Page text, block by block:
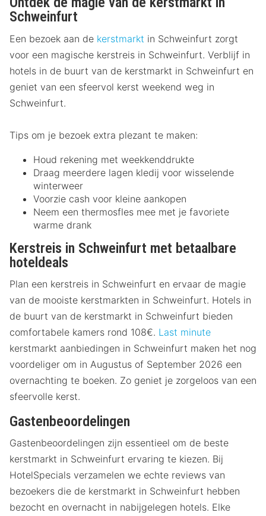
Schweinfurt
Een bezoek aan de kerstmarkt in Schweinfurt zorgt
voor een magische kerstreis in Schweinfurt. Verblijf in
hotels in de buurt van de kerstmarkt in Schweinfurt en
geniet van een sfeervol kerst weekend weg in
Schweinfurt.
Tips om je bezoek extra plezant te maken:
Houd rekening met weekkenddrukte
Draag meerdere lagen kledij voor wisselende
winterweer
Voorzie cash voor kleine aankopen
Neem een thermosfles mee met je favoriete
warme drank
Kerstreis in Schweinfurt met betaalbare
hoteldeals
Plan een kerstreis in Schweinfurt en ervaar de magie
van de mooiste kerstmarkten in Schweinfurt. Hotels in
de buurt van de kerstmarkt in Schweinfurt bieden
comfortabele kamers rond 108€. Last minute
kerstmarkt aanbiedingen in Schweinfurt maken het nog
voordeliger om in Augustus of September 2026 een
overnachting te boeken. Zo geniet je zorgeloos van een
sfeervolle kerst.
Gastenbeoordelingen
Gastenbeoordelingen zijn essentieel om de beste
kerstmarkt in Schweinfurt ervaring te kiezen. Bij
HotelSpecials verzamelen we echte reviews van
bezoekers die de kerstmarkt in Schweinfurt hebben
bezocht en overnacht in nabijgelegen hotels. Elke